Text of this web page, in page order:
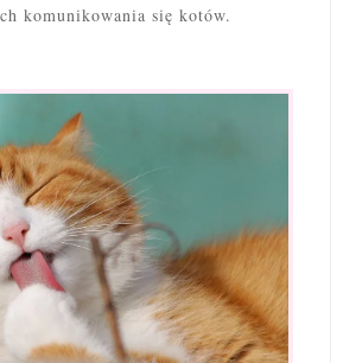
komunikowania się kotów.